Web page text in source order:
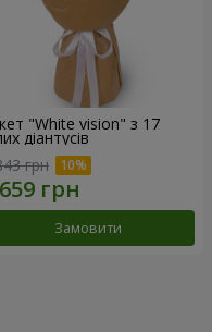
"White vision" з 17
діантусів
грн
Замовити